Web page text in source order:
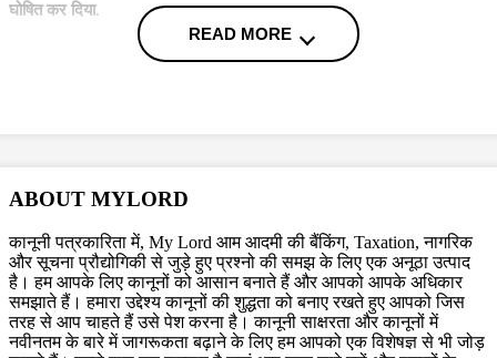
घोषित कर दिया.
सबूतों के अभाव में हुए बरी
नहीं बन सकती'
More News
पीड़ित की पहचान दिल्ली के न्यू सीलमपुर इलाके के 17 वर्षीय लड़के कुणाल के रूप में
READ MORE
ABOUT MYLORD
कानूनी पत्रकारिता में, My Lord आम आदमी की बैंकिंग, Taxation, नागरिक
और सूचना प्रौद्योगिकी से जुड़े हुए प्रश्नो की समझ के लिए एक अनूठा उत्पाद
है। हम आपके लिए कानूनों को आसान बनाते हैं और आपको आपके अधिकार
समझाते हैं। हमारा उद्देश्य कानूनों की शुद्धता को बनाए रखते हुए आपको जिस
तरह से आप चाहते हैं उसे पेश करना है। कानूनी साक्षरता और कानूनों में
नवीनतम के बारे में जागरूकता बढ़ाने के लिए हम आपको एक विशेषज्ञ से भी जोड़